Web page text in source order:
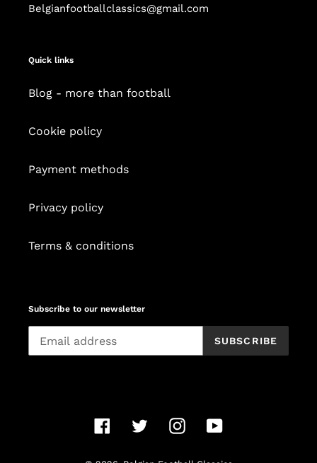
Belgianfootballclassics@gmail.com
Quick links
Blog - more than football
Cookie policy
Payment methods
Privacy policy
Terms & conditions
Subscribe to our newsletter
SUBSCRIBE
FacebookTwitterInstagramYouTube